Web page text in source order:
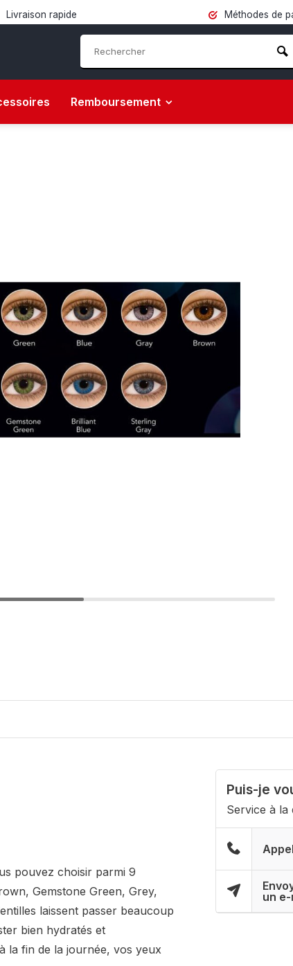
Livraison rapide Méthodes de
Remboursement
pouvez choisir parmi 9
Gemstone Green, Grey,
laissent passer beaucoup
bien hydratés et
la fin de la journée, vos yeux
Puis-je
Service à la
un